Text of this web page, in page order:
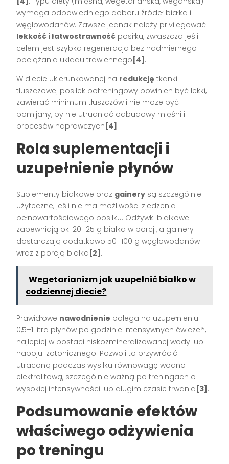
wymaga odpowiedniego doboru źródeł białka i
węglowodanów. Zawsze jednak należy privilegować
lekkość i łatwostrawność posiłku, zwłaszcza jeśli
celem jest szybka regeneracja bez nadmiernego
obciążania układu trawiennego [4] .
W diecie ukierunkowanej na redukcję tkanki
tłuszczowej posiłek potreningowy powinien być lekki,
zawierać minimum tłuszczów i nie może być
pomijany, by nie utrudniać odbudowy mięśni i
procesów naprawczych [4] .
Rola suplementacji i
uzupełnienie płynów
Suplementy białkowe oraz gainery są szczególnie
użyteczne, jeśli nie ma możliwości zjedzenia
pełnowartościowego posiłku. Odżywki białkowe
zapewniają ok. 20–25 g białka w porcji, a gainery
dostarczają dodatkowo 50–100 g węglowodanów
wraz z porcją białka [2] .
Wegetarianizm jak uzupełnić białko w
codziennej diecie?
Prawidłowe nawodnienie polega na uzupełnieniu
0,5–1 litra płynów po godzinie intensywnych ćwiczeń,
najlepiej w postaci niskozmineralizowanej wody lub
napoju izotonicznego. Pozwoli to przywrócić
utraconą podczas wysiłku równowagę wodno-
elektrolitową, szczególnie ważną po treningach o
wysokiej intensywności lub długim czasie trwania [3] .
Podsumowanie efektów
właściwego odżywienia
po treningu